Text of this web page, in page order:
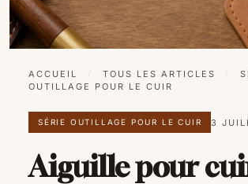
ACCUEIL TOUS LES ARTICLES
OUTILLAGE POUR LE CUIR
SÉRIE OUTILLAGE POUR LE CUIR 3
Aiguille pour